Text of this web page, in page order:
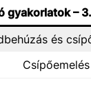
gyakorlatok –
és
Csípőemelés